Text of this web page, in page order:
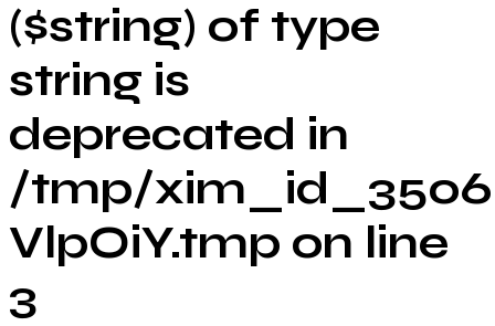
($string) of type
string is
deprecated in
/tmp/
VlpOiY.tmp on line
3